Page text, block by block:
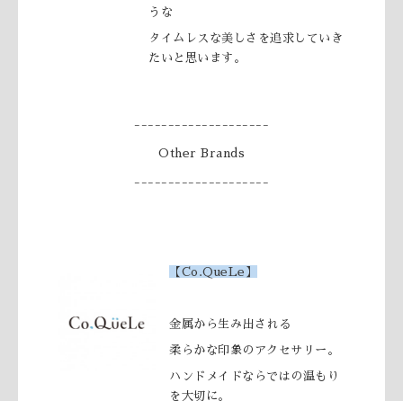
うな
タイムレスな美しさを追求していき
たいと思います 。
--------------------
Other Brands
--------------------
【 Co.QueLe 】
金属から生み出される
柔らかな印象のアクセサリー。
ハンドメイドならではの温もり
を大切に。